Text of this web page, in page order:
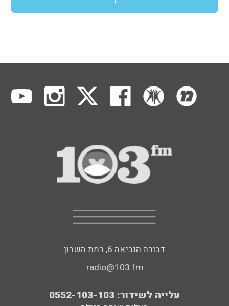
דבורה הנביאה 6, רמת השרון
radio@103.fm
עלייה לשידור: 0552-103-103